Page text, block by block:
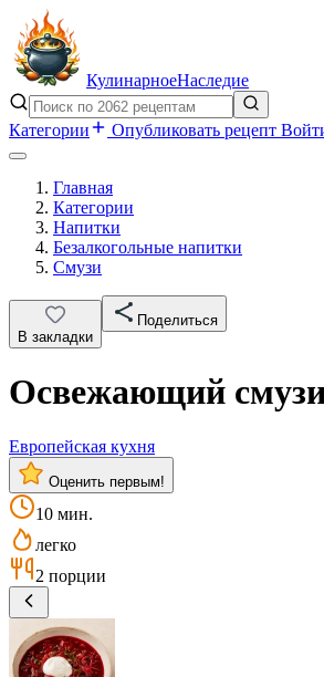
КулинарноеНаследие
Категории Опубликовать рецепт
Главная
Категории
Напитки
Безалкогольные напитки
Смузи
В закладки
Поделиться
Освежающий
Европейская кухня
Оценить первым!
10 мин.
легко
2 порции